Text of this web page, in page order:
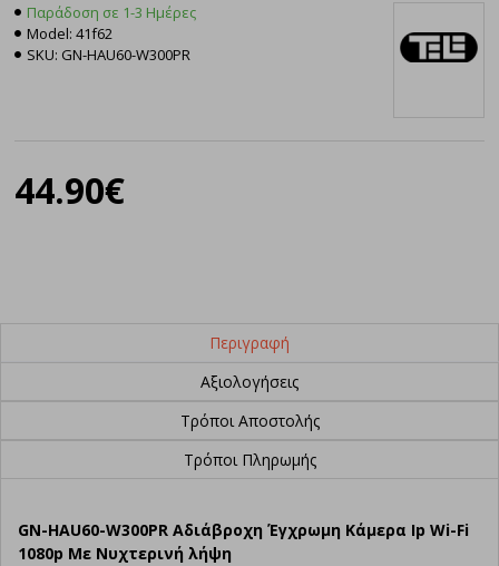
44.90€
Παράδοση σε 1-3 Ημέρες
Model: 41f62
SKU: GN-HAU60-W300PR
Περιγραφή
Αξιολογήσεις
Τρόποι Αποστολής
Τρόποι Πληρωμής
GN-HAU60-W300PR Aδιάβροχη Έγχρωμη Κάμερα Ip Wi-Fi
1080p Με Νυχτερινή λήψη